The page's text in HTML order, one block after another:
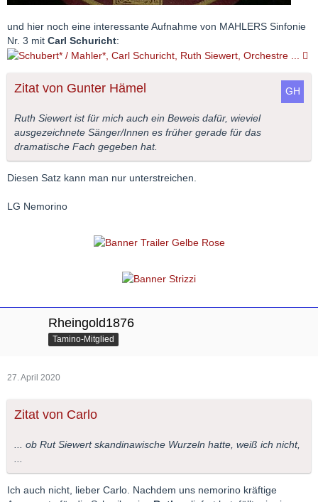
und hier noch eine interessante Aufnahme von MAHLERS Sinfonie
Nr. 3 mit Carl Schuricht:
Zitat von Gunter Hämel
Ruth Siewert ist für mich auch ein Beweis dafür, wieviel
ausgezeichnete Sänger/Innen es früher gerade für das
dramatische Fach gegeben hat.
Diesen Satz kann man nur unterstreichen.
LG Nemorino
Rheingold1876
Tamino-Mitglied
27. April 2020
Zitat von Carlo
... ob Rut Siewert skandinawische Wurzeln hatte, weiß ich nicht,
...
Ich auch nicht, lieber Carlo. Nachdem uns nemorino kräftige